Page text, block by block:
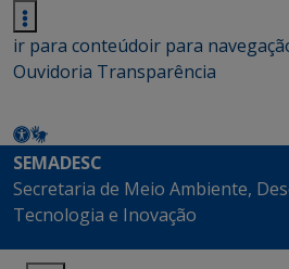
ir para conteúdoir para
Ouvidoria Transparência
SEMADESC
Secretaria de Meio Ambiente,
Tecnologia e Inovação